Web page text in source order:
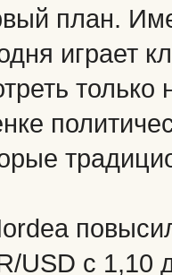
план.
играет
USD с 1,10